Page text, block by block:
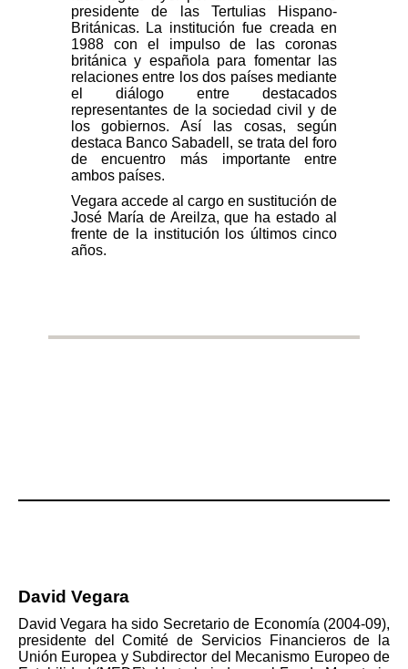
presidente de las Tertulias Hispano-
Británicas. La institución fue creada en
1988 con el impulso de las coronas
británica y española para fomentar las
relaciones entre los dos países mediante
el diálogo entre destacados
representantes de la sociedad civil y de
los gobiernos. Así las cosas, según
destaca Banco Sabadell, se trata del foro
de encuentro más importante entre
ambos países.
Vegara accede al cargo en sustitución de
José María de Areilza, que ha estado al
frente de la institución los últimos cinco
años.
David Vegara
David Vegara ha sido Secretario de Economía (2004-09),
presidente del Comité de Servicios Financieros de la
Unión Europea y Subdirector del Mecanismo Europeo de